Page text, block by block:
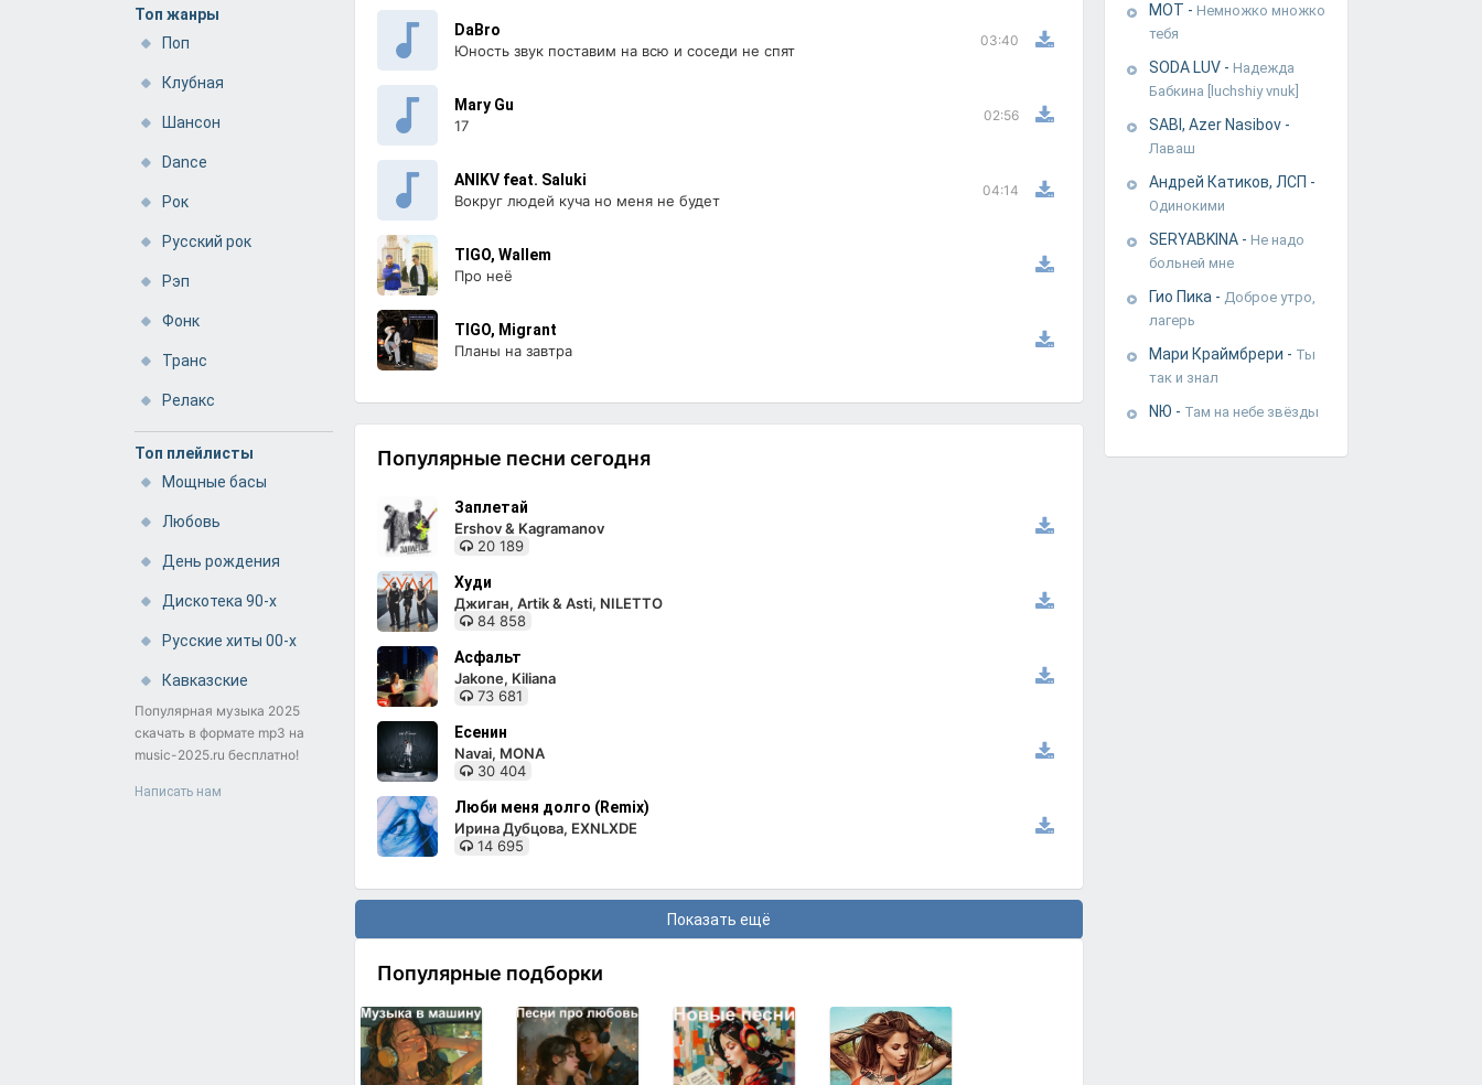
Топ жанры
Поп
Клубная
Шансон
Dance
Рок
Русский рок
Рэп
Фонк
Транс
Релакс
Топ плейлисты
Мощные басы
Любовь
День рождения
Дискотека 90-х
Русские хиты 00-х
Кавказские
Популярная музыка 2025
скачать в формате mp3 на
music-2025.ru бесплатно!
Написать нам
DaBro
Юность звук поставим на всю и соседи не спят
03:40
Mary Gu
17
02:56
ANIKV feat. Saluki
Вокруг людей куча но меня не будет
04:14
TIGO, Wallem
Про неё
TIGO, Migrant
Планы на завтра
Популярные песни сегодня
Заплетай
Ershov & Kagramanov
20 189
Худи
Джиган, Artik & Asti, NILETTO
84 858
Асфальт
Jakone, Kiliana
73 681
Есенин
Navai, MONA
30 404
Люби меня долго (Remix)
Ирина Дубцова, EXNLXDE
14 695
Показать ещё
Популярные подборки
МОТ - Немножко множко
тебя
SODA LUV - Надежда
Бабкина [luchshiy vnuk]
SABI, Azer Nasibov -
Лаваш
Андрей Катиков, ЛСП -
Одинокими
SERYABKINA - Не надо
больней мне
Гио Пика - Доброе утро,
лагерь
Мари Краймбрери - Ты
так и знал
NЮ - Там на небе звёзды